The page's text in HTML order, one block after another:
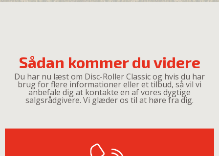
Sådan kommer du videre
Du har nu læst om Disc-Roller Classic og hvis du har
brug for flere informationer eller et tilbud, så vil vi
anbefale dig at kontakte en af vores dygtige
salgsrådgivere. Vi glæder os til at høre fra dig.